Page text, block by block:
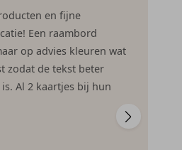
en fijne
Een raambord
op advies kleuren wat
zodat de tekst beter
Al 2 kaartjes bij hun